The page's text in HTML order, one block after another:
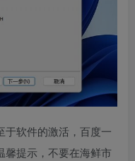
软件的激活，百度一
馨提示，不要在海鲜市